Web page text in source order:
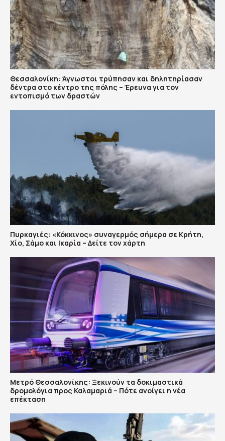
Θεσσαλονίκη: Άγνωστοι τρύπησαν και δηλητηρίασαν
δέντρα στο κέντρο της πόλης – Έρευνα για τον
εντοπισμό των δραστών
Πυρκαγιές: «Κόκκινος» συναγερμός σήμερα σε Κρήτη,
Χίο, Σάμο και Ικαρία – Δείτε τον χάρτη
Μετρό Θεσσαλονίκης: Ξεκινούν τα δοκιμαστικά
δρομολόγια προς Καλαμαριά – Πότε ανοίγει η νέα
επέκταση